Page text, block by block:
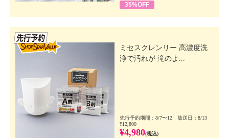
35%OFF
ミセスクレンリー 高濃度洗
浄で汚れが 滝のよ...
先行予約期間：8/7〜12 放送日：8/13
¥12,800
¥4,980(税込)